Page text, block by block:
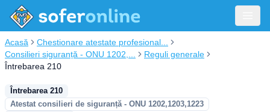
Acasă
Chestionare atestate profesional...
Consilieri siguranță - ONU 1202,...
Reguli generale
Întrebarea 210
Întrebarea 210
Atestat consilieri de siguranță - ONU 1202,1203,1223